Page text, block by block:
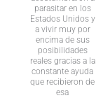
parasitar en los
Estados Unidos y
a vivir muy por
encima de sus
posibilidades
reales gracias a la
constante ayuda
que recibieron de
esa